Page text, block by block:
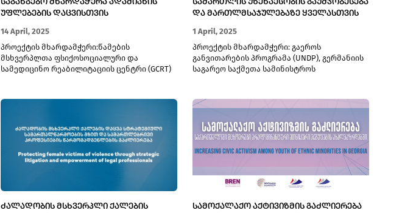
ᲡᲐᲒᲐᲜᲒᲔᲑᲝ ᲛᲮᲐᲠᲓᲐᲭᲔᲠᲐ ᲐᲓᲐᲛᲘᲐᲜᲘᲡ
ᲣᲤᲚᲔᲑᲔᲑᲘᲡ ᲓᲐᲪᲕᲘᲡᲗᲕᲘᲡ
ᲡᲐᲥᲐᲠᲗᲕᲔᲚᲝᲨᲘ
14 April, 2025
პროექტის მხარდამჭერი:წამების
მსხვერპლთა ფსიქოსოციალური და
სამედიცინო რეაბილიტაციის ცენტრი (GCRT)
ᲡᲐᲛᲐᲠᲗᲚᲘᲡ ᲣᲖᲔᲜᲐᲔᲡᲝᲑᲘᲡ ᲒᲐᲣᲛᲯᲝᲑᲔᲡᲔᲑᲐ
ᲓᲐ ᲛᲐᲠᲗᲚᲛᲡᲐᲯᲣᲚᲔᲑᲐᲖᲔ ᲧᲕᲔᲚᲐᲡᲗᲕᲘᲡ
ᲬᲕᲓᲝᲛᲘᲡ ᲣᲖᲠᲣᲜᲕᲔᲚᲧᲝᲤᲐ - II ᲤᲐᲖᲐ
1 April, 2025
პროექტის მხარდამჭერი: გაეროს
განვითარების პროგრამა (UNDP), გერმანიის
საგარეო საქმეთა სამინისტროს
ᲫᲐᲚᲐᲓᲝᲑᲘᲡ ᲛᲡᲮᲕᲔᲠᲞᲚᲘ ᲥᲐᲚᲔᲑᲘᲡ
ᲡᲐᲛᲝᲥᲐᲚᲐᲥᲝ ᲐᲥᲢᲘᲕᲘᲖᲛᲘᲡ ᲒᲐᲫᲚᲘᲔᲠᲔᲑᲐ